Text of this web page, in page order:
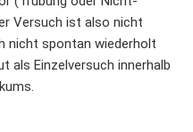
Versuch ist also nicht
nicht spontan wiederholt
als Einzelversuch innerhalb